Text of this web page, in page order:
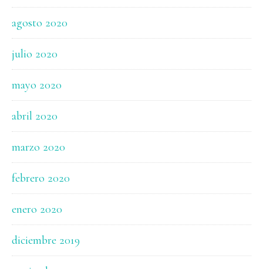
agosto 2020
julio 2020
mayo 2020
abril 2020
marzo 2020
febrero 2020
enero 2020
diciembre 2019